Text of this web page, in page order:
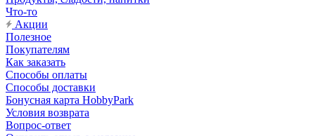
Что-то
Акции
Полезное
Покупателям
Как заказать
Способы оплаты
Способы доставки
Бонусная карта HobbyPark
Условия возврата
Вопрос-ответ